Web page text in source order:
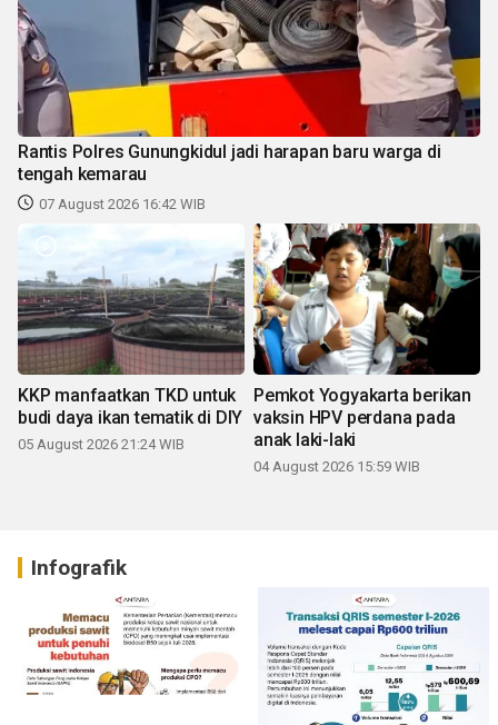
Rantis Polres Gunungkidul jadi harapan baru warga di
tengah kemarau
07 August 2026 16:42 WIB
KKP manfaatkan TKD untuk
budi daya ikan tematik di DIY
05 August 2026 21:24 WIB
Pemkot Yogyakarta berikan
vaksin HPV perdana pada
anak laki-laki
04 August 2026 15:59 WIB
Infografik